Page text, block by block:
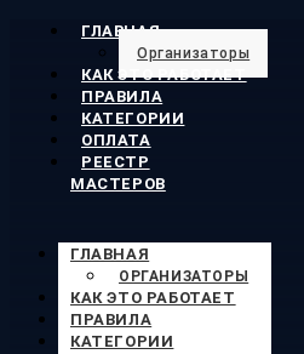
ГЛАВНАЯ
Организаторы
КАК ЭТО РАБОТАЕТ
ПРАВИЛА
КАТЕГОРИИ
ОПЛАТА
РЕЕСТР
МАСТЕРОВ
ГЛАВНАЯ
ОРГАНИЗАТОРЫ
КАК ЭТО РАБОТАЕТ
ПРАВИЛА
КАТЕГОРИИ